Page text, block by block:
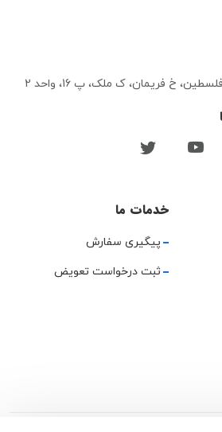
خ فریمان، ک ملک، پ 16، واحد 2
خدمات ما
پیگیری سفارش
ثبت درخواست تعویض